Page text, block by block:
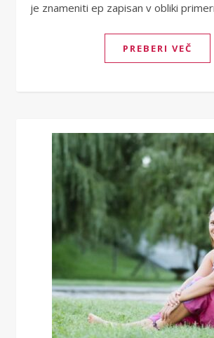
je znameniti ep zapisan v obliki
PREBERI VEČ